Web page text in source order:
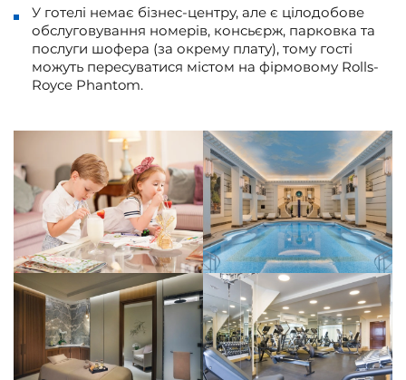
У готелі немає бізнес-центру, але є цілодобове
обслуговування номерів, консьєрж, парковка та
послуги шофера (за окрему плату), тому гості
можуть пересуватися містом на фірмовому Rolls-
Royce Phantom.